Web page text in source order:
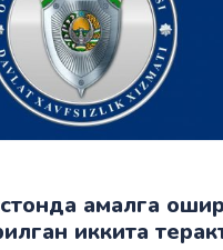
амалга
иккита